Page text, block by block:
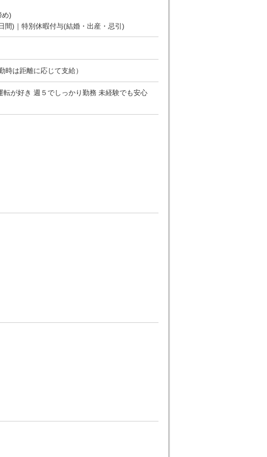
め)
間)｜特別休暇付与(結婚・出産・忌引)
は距離に応じて支給）
が好き 週５でしっかり勤務 未経験でも安心